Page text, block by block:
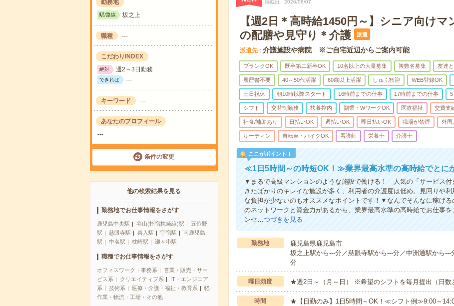
勤務地
駅/路線 坂之上
職種 ---
こだわりINDEX
絶対 週2～3日勤務
できれば ---
キーワード ---
あなたのプロフィール
---
条件の変更
他の検索結果を見る
勤務地でお仕事情報をさがす
鹿児島中央駅 谷山(指宿枕崎線)駅
五位野
駅
慈眼寺駅 喜入駅 宇宿駅
南鹿児島
駅
中名駅 枕崎駅 瀬々串駅
職種でお仕事情報をさがす
オフィスワーク・事務系
営業・販売・サー
ビス系
クリエイティブ系
IT・エンジニア
系
技術系 医療・介護・福祉・教育系
軽
作業・物流・工場・その他
掲載日 2026/08/07
【週2日＊高時給1450円～】シニア向け
の配膳や見守り＊介護
派遣
派遣先 介護施設や病院 ※ご自宅近辺からご案内可能
ブランクOK 既卒第二新卒OK 10名以上の大量募集 複数名募集 友達
履歴書不要 40～50代活躍 60歳以上活躍 しゅふ歓迎 WEB登録OK
土日祝休 朝10時以降スタート 16時前までの仕事 17時前までの仕事 5
シフト 交替制勤務 扶養控内 副業・WワークOK 医療福祉 交費支
社食/補助あり 日払いOK 週払いOK 即日払いOK 職場が禁煙 外国
ルーティン 自転車・バイクOK 看護師 栄養士 介護士
ここがポイント！
≪1日5時間～の時短OK！≫業界最高水準の高時給でとに
▼まるで高級マンションのような施設で働ける！ 人気の「サービス付
きたばかりのキレイな施設が多く、利用者の介護度は低め。見回りや
な負担が少ないのもオススメなポイントです！▼なんでそんなに稼げ
のネットワークと資金力があるから、業界最高水準の高時給でお仕事
ンセ…つづきを見る
勤務地
鹿児島県鹿児島市
坂之上駅から---分／慈眼寺駅から---分／中洲通駅から
分
曜日頻度 ★週2日～（月～日） ※希望のシフトを毎月提出（日数
時間 ★【日勤のみ】1日5時間～OK！≪シフト例≫9:00～